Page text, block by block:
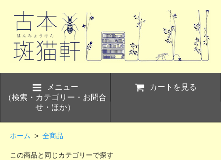
メニュー
（検索・カテゴリー・お問合
せ・ほか）
カートを見る
ホーム > 全商品
この商品と同じカテゴリーで探す